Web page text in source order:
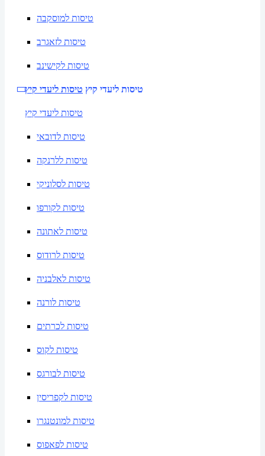
טיסות למוסקבה
טיסות לזאגרב
טיסות לקישינב
טיסות ליעדי קיץ טיסות ליעדי קיץ
טיסות ליעדי קיץ
טיסות לדובאי
טיסות ללרנקה
טיסות לסלוניקי
טיסות לקורפו
טיסות לאתונה
טיסות לרודוס
טיסות לאלבניה
טיסות לורנה
טיסות לכרתים
טיסות לקוס
טיסות לבורגס
טיסות לקפריסין
טיסות למונטנגרו
טיסות לפאפוס